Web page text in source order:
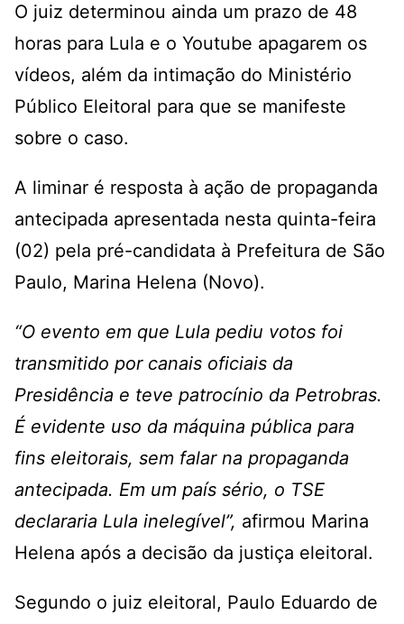
O juiz determinou ainda um prazo de 48
horas para Lula e o Youtube apagarem os
vídeos, além da intimação do Ministério
Público Eleitoral para que se manifeste
sobre o caso.
A liminar é resposta à ação de propaganda
antecipada apresentada nesta quinta-feira
(02) pela pré-candidata à Prefeitura de São
Paulo, Marina Helena (Novo).
“O evento em que Lula pediu votos foi
transmitido por canais oficiais da
Presidência e teve patrocínio da Petrobras.
É evidente uso da máquina pública para
fins eleitorais, sem falar na propaganda
antecipada. Em um país sério, o TSE
declararia Lula inelegível”, afirmou Marina
Helena após a decisão da justiça eleitoral.
Segundo o juiz eleitoral, Paulo Eduardo de